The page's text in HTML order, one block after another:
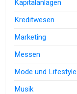
Kapitalanlagen
Kreditwesen
Marketing
Messen
Mode und Lifestyle
Musik